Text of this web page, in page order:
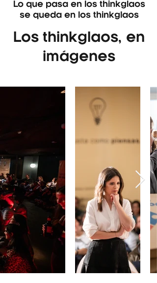
Lo que pasa en los thinkglaos
se queda en los thinkglaos
Los thinkglaos, en
imágenes